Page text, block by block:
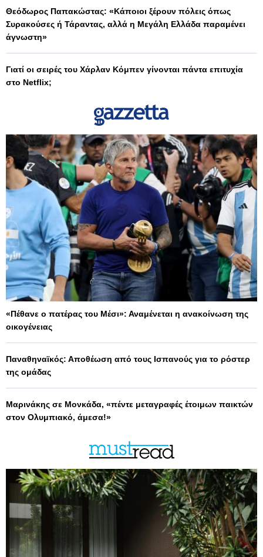
Θεόδωρος Παπακώστας: «Κάποιοι ξέρουν πόλεις όπως
Συρακούσες ή Τάραντας, αλλά η Μεγάλη Ελλάδα παραμένει
άγνωστη»
Γιατί οι σειρές του Χάρλαν Κόμπεν γίνονται πάντα επιτυχία
στο Netflix;
«Πέθανε ο πατέρας του Μέσι»: Αναμένεται η ανακοίνωση της
οικογένειας
Παναθηναϊκός: Αποθέωση από τους Ισπανούς για το ρόστερ
της ομάδας
Μαρινάκης σε Μονκάδα, «πέντε μεταγραφές έτοιμων παικτών
στον Ολυμπιακό, άμεσα!»